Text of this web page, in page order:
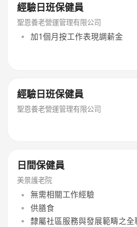
經驗日班保健員
聖恩養老營運管理有限公司
加1個月按工作表現調薪金
經驗日班保健員
聖恩養老營運管理有限公司
日間保健員
美景護老院
無需相關工作經驗
供膳食
隸屬社區服務與發展範疇之全